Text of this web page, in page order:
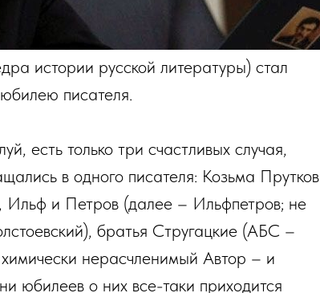
истории русской литературы) стал
писателя.
есть только три счастливых случая,
в одного писателя: Козьма Прутков
Ильф и Петров (далее – Ильфпетров; не
братья Стругацкие (АБС –
нерасчленимый Автор – и
юбилеев о них все-таки приходится